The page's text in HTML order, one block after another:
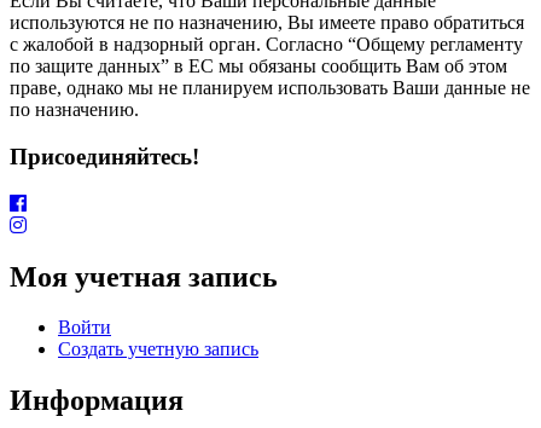
используются не по назначению, Вы имеете право обратиться
с жалобой в надзорный орган. Согласно “Общему регламенту
по защите данных” в ЕС мы обязаны сообщить Вам об этом
праве, однако мы не планируем использовать Ваши данные не
по назначению.
Присоединяйтесь!
Моя учетная запись
Войти
Создать учетную запись
Информация